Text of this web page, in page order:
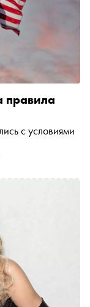
правила
с условиями